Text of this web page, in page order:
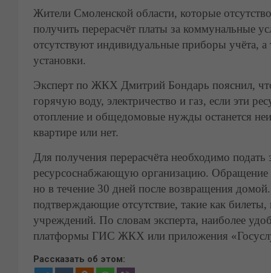
Жители Смоленской области, которые
получить перерасчёт платы за коммунальные
отсутствуют индивидуальные приборы учёта,
установки.
Эксперт по ЖКХ Дмитрий Бондарь пояснил,
горячую воду, электричество и газ, если эти
отопление и общедомовые нужды останется
квартире или нет.
Для получения перерасчёта необходимо
ресурсоснабжающую организацию. Обращение
но в течение 30 дней после возвращения
подтверждающие отсутствие, такие как
учреждений. По словам эксперта, наиболее
платформы ГИС ЖКХ или приложения
Рассказать об этом: